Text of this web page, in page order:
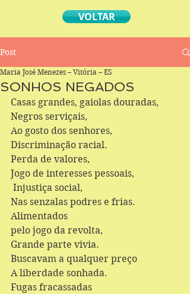
VOLTAR
Post
SONHOS NEGADOS
Maria José Menezes – Vitória – ES
Casas grandes, gaiolas douradas,
Negros serviçais,
Ao gosto dos senhores,
Discriminação racial.
Perda de valores,
Jogo de interesses pessoais,
Injustiça social,
Nas senzalas podres e frias.
Alimentados
pelo jogo da revolta,
Grande parte vivia.
Buscavam a qualquer preço
A liberdade sonhada.
Fugas fracassadas